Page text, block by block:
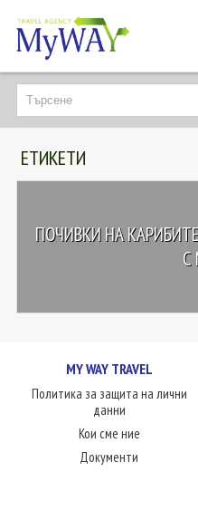
НАЙ-ТЪРСЕНИ
ДЕСТИНАЦИИ
ЕКЗОТИЧНИ ПОЧИВКИ
ЛЮБОПИТНО
КОНТАКТИ
ЕТИКЕТИ
ПОЧИВКИ НА
С
MY WAY TRAVEL
Политика за защита на лични
данни
Кои сме ние
Документи